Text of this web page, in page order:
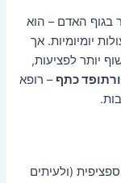
בגוף האדם – הוא
יומיומיות. אך
יותר לפציעות,
כתף – רופא
(ולעיתים